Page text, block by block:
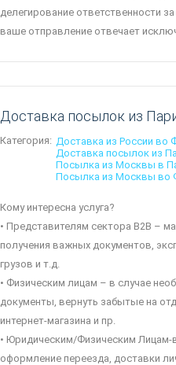
делегирование ответственности
ваше отправление отвечает
Доставка посылок из
Категория: Доставка из России во
Доставка посылок из
Посылка из Москвы в
Посылка из Москвы во
Кому интересна услуга?
• Представителям сектора B2B –
получения важных документов,
грузов и т.д.
• Физическим лицам – в случае
документы, вернуть забытые на
интернет-магазина и пр.
• Юридическим/Физическим Лицам-
оформление переезда, доставки